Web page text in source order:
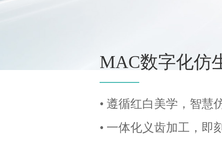
MAC数字化仿
• 遵循红白美学，智慧
• 一体化义齿加工，即